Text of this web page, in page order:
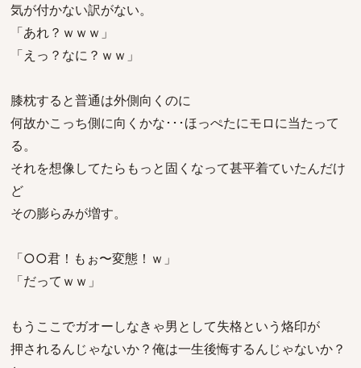
気が付かない訳がない。
「あれ？ｗｗｗ」
「えっ？なに？ｗｗ」
膝枕すると普通は外側向くのに
何故かこっち側に向くかな･･･ほっぺたにモロに当たって
る。
それを想像してたらもっと固くなって甚平着ていたんだけ
ど
その膨らみが増す。
「○○君！もぉ〜変態！ｗ」
「だってｗｗ」
もうここでガオーしなきゃ男として失格という烙印が
押されるんじゃないか？俺は一生後悔するんじゃないか？